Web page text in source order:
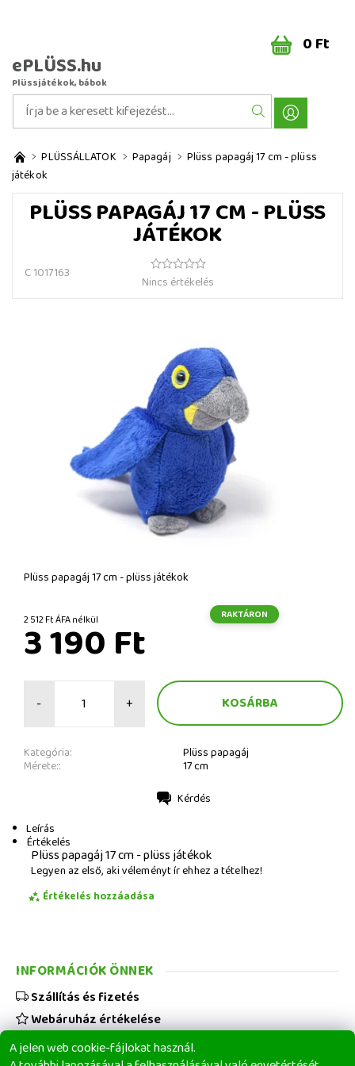
ePLÜSS.hu
Plüssjátékok, bábok
0 Ft
PLÜSSÁLLATOK Papagáj
Plüss papagáj 17 cm - plüss
játékok
PLÜSS PAPAGÁJ 17 CM - PLÜSS
JÁTÉKOK
C 1017163
Nincs értékelés
Plüss papagáj 17 cm - plüss játékok
2 512 Ft ÁFA nélkül RAKTÁRON
3 190 Ft
- +
Kategória: Plüss papagáj
Mérete:: 17 cm
Kérdés
Leírás
Értékelés
Plüss papagáj 17 cm - plüss játékok
Legyen az első, aki véleményt ír ehhez a tételhez!
Értékelés hozzáadása
A jelen web cookie-fájlokat használ.
INFORMÁCIÓK ÖNNEK
Szállítás és fizetés
Webáruház értékelése
Viszonteladóknak